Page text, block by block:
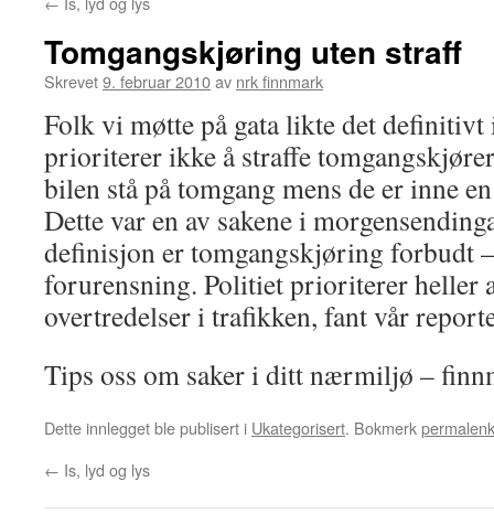
Tomgangskjøring uten straff
Skrevet9. februar 2010av nrk finnmark
Folk vi møtte på gata likte det
prioriterer ikke å straffe
bilen stå på tomgang mens de er inne
Dette var en av sakene i
definisjon er tomgangskjøring forbudt
forurensning. Politiet prioriterer heller
overtredelser i trafikken, fant vår
Tips oss om saker i ditt nærmiljø –
Dette innlegget ble publisert i Ukategorisert. Bokmerk
← Is, lyd og lys